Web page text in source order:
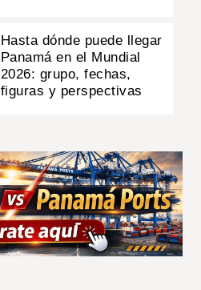
Hasta dónde puede llegar
Panamá en el Mundial
2026: grupo, fechas,
figuras y perspectivas